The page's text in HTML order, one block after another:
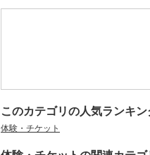
このカテゴリの人気ランキン
体験・チケット